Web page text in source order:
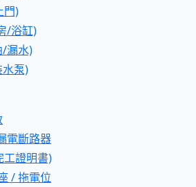
門)
/浴缸)
/漏水)
泵)
電斷路器
工證明書)
/ 拖電位